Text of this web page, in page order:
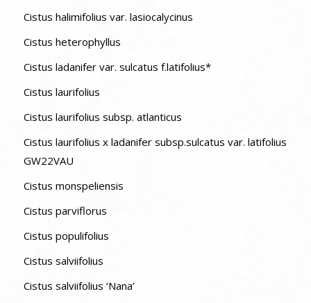
Cistus halimifolius var. lasiocalycinus
Cistus heterophyllus
Cistus ladanifer var. sulcatus f.latifolius*
Cistus laurifolius
Cistus laurifolius subsp. atlanticus
Cistus laurifolius x ladanifer subsp.sulcatus var. latifolius
GW22VAU
Cistus monspeliensis
Cistus parviflorus
Cistus populifolius
Cistus salviifolius
Cistus salviifolius ‘Nana’